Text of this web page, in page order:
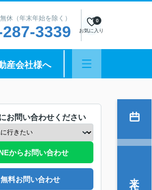
（年末年始を除く）
3339 お気に入り
0
産会社様へ
お問い合わせください
からお問い合わせ
無料お問い合わせ 来店予約